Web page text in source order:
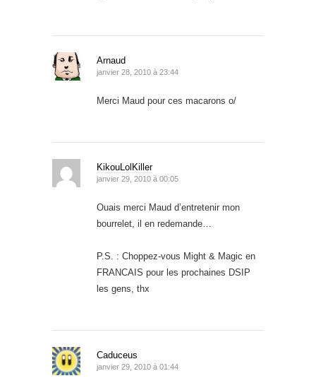
Arnaud
janvier 28, 2010 à 23:44
Merci Maud pour ces macarons o/
KikouLolKiller
janvier 29, 2010 à 00:05
Ouais merci Maud d’entretenir mon
bourrelet, il en redemande…
P.S. : Choppez-vous Might & Magic en
FRANCAIS pour les prochaines DSIP
les gens, thx
Caduceus
janvier 29, 2010 à 01:44